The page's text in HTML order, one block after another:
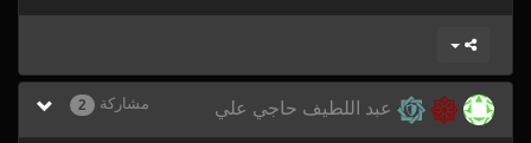
عبد اللطيف حاجي علي مشاركة 2